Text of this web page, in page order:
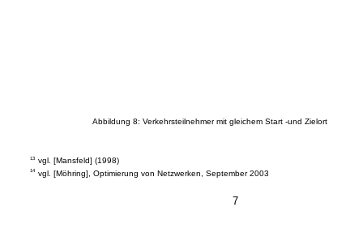
Abbildung 8: Verkehrsteilnehmer mit gleichem Start -und Zielort
13 vgl. [Mansfeld] (1998)
14 vgl. [Möhring], Optimierung von Netzwerken, September 2003
7